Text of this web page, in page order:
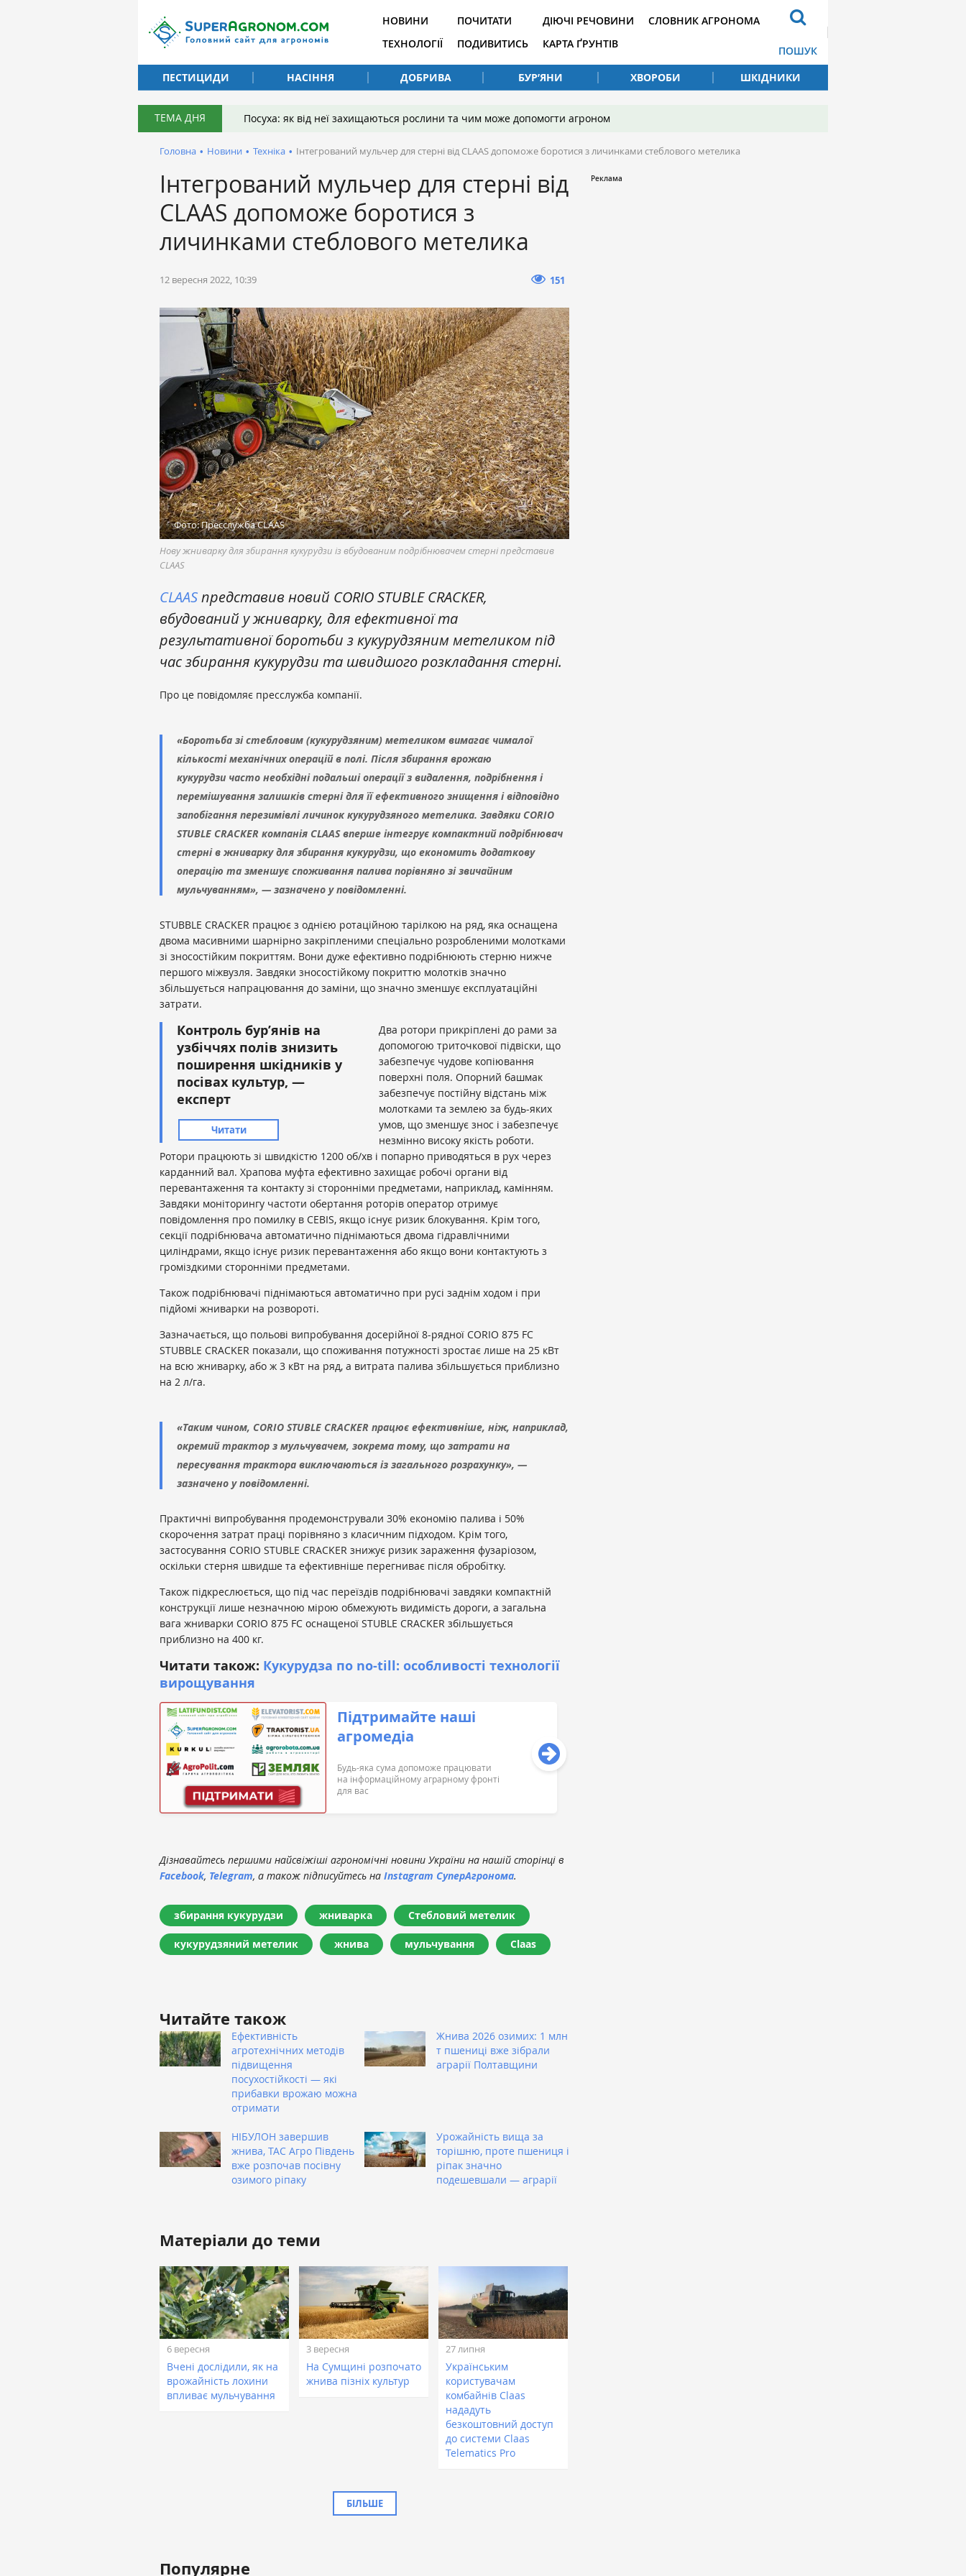
НОВИНИ
ТЕХНОЛОГІЇ
ПОЧИТАТИ
ПОДИВИТИСЬ
ДІЮЧІ РЕЧОВИНИ
КАРТА ҐРУНТІВ
СЛОВНИК АГРОНОМА
ПОШУК
ПЕСТИЦИДИ
НАСІННЯ ДОБРИВА БУР’ЯНИ ХВОРОБИ ШКІДНИКИ
ТЕМА ДНЯ Посуха: як від неї захищаються рослини та чим може допомогти агроном
Головна • Новини • Техніка • Інтегрований мульчер для стерні від CLAAS допоможе боротися з личинками стеблового метелика
Інтегрований мульчер для стерні від
CLAAS допоможе боротися з
личинками стеблового метелика
12 вересня 2022, 10:39 151
Фото: Пресслужба CLAAS
Нову жниварку для збирання кукурудзи із вбудованим подрібнювачем стерні представив
CLAAS
CLAASпредставив новий CORIO STUBLE CRACKER,
вбудований у жниварку, для ефективної та
результативної боротьби з кукурудзяним метеликом під
час збирання кукурудзи та швидшого розкладання стерні.
Про це повідомляє пресслужба компанії.
«Боротьба зі стебловим (кукурудзяним) метеликом вимагає чималої
кількості механічних операцій в полі. Після збирання врожаю
кукурудзи часто необхідні подальші операції з видалення, подрібнення і
перемішування залишків стерні для її ефективного знищення і відповідно
запобігання перезимівлі личинок кукурудзяного метелика. Завдяки CORIO
STUBLE CRACKER компанія CLAAS вперше інтегрує компактний подрібнювач
стерні в жниварку для збирання кукурудзи, що економить додаткову
операцію та зменшує споживання палива порівняно зі звичайним
мульчуванням», — зазначено у повідомленні.
STUBBLE CRACKER працює з однією ротаційною тарілкою на ряд, яка оснащена
двома масивними шарнірно закріпленими спеціально розробленими молотками
зі зносостійким покриттям. Вони дуже ефективно подрібнюють стерню нижче
першого міжвузля. Завдяки зносостійкому покриттю молотків значно
збільшується напрацювання до заміни, що значно зменшує експлуатаційні
затрати.
Контроль бур’янів на
узбіччях полів знизить
поширення шкідників у
посівах культур, —
експерт
Читати
Два ротори прикріплені до рами за
допомогою триточкової підвіски, що
забезпечує чудове копіювання
поверхні поля. Опорний башмак
забезпечує постійну відстань між
молотками та землею за будь-яких
умов, що зменшує знос і забезпечує
незмінно високу якість роботи.
Ротори працюють зі швидкістю 1200 об/хв і попарно приводяться в рух через
карданний вал. Храпова муфта ефективно захищає робочі органи від
перевантаження та контакту зі сторонніми предметами, наприклад, камінням.
Завдяки моніторингу частоти обертання роторів оператор отримує
повідомлення про помилку в CEBIS, якщо існує ризик блокування. Крім того,
секції подрібнювача автоматично піднімаються двома гідравлічними
циліндрами, якщо існує ризик перевантаження або якщо вони контактують з
громіздкими сторонніми предметами.
Також подрібнювачі піднімаються автоматично при русі заднім ходом і при
підйомі жниварки на розвороті.
Зазначається, що польові випробування досерійної 8-рядної CORIO 875 FC
STUBBLE CRACKER показали, що споживання потужності зростає лише на 25 кВт
на всю жниварку, або ж 3 кВт на ряд, а витрата палива збільшується приблизно
на 2 л/га.
«Таким чином, CORIO STUBLE CRACKER працює ефективніше, ніж, наприклад,
окремий трактор з мульчувачем, зокрема тому, що затрати на
пересування трактора виключаються із загального розрахунку», —
зазначено у повідомленні.
Практичні випробування продемонстрували 30% економію палива і 50%
скорочення затрат праці порівняно з класичним підходом. Крім того,
застосування CORIO STUBLE CRACKER знижує ризик зараження фузаріозом,
оскільки стерня швидше та ефективніше перегниває після обробітку.
Також підкреслюється, що під час переїздів подрібнювачі завдяки компактній
конструкції лише незначною мірою обмежують видимість дороги, а загальна
вага жниварки CORIO 875 FC оснащеної STUBLE CRACKER збільшується
приблизно на 400 кг.
Читати також: Кукурудза по no-till: особливості технології
вирощування
Підтримайте наші
агромедіа
Будь-яка сума допоможе працювати
на інформаційному аграрному фронті
для вас
Дізнавайтесь першими найсвіжіші агрономічні новини України на нашій сторінці в
Facebook, Telegram, а також підписуйтесь на Instagram СуперАгронома.
збирання кукурудзи жниварка Стебловий метелик
кукурудзяний метелик жнива мульчування Claas
Читайте також
Ефективність
агротехнічних методів
підвищення
посухостійкості — які
прибавки врожаю можна
отримати
Жнива 2026 озимих: 1 млн
т пшениці вже зібрали
аграрії Полтавщини
НІБУЛОН завершив
жнива, ТАС Агро Південь
вже розпочав посівну
озимого ріпаку
Урожайність вища за
торішню, проте пшениця і
ріпак значно
подешевшали — аграрії
Матеріали до теми
6 вересня
Вчені дослідили, як на
врожайність лохини
впливає мульчування
3 вересня
На Сумщині розпочато
жнива пізніх культур
27 липня
Українським
користувачам
комбайнів Claas
нададуть
безкоштовний доступ
до системи Claas
Telematics Pro
БІЛЬШЕ
Популярне